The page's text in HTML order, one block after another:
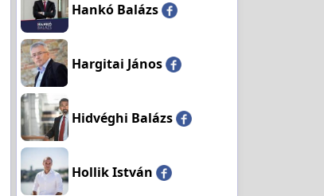
Hankó Balázs
Hargitai János
Hidvéghi Balázs
Hollik István